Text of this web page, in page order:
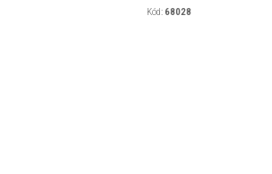
Kód: 68028